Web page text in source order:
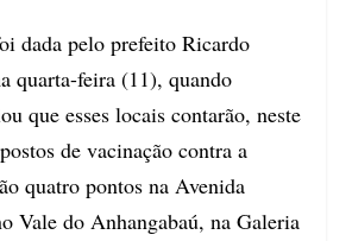
dada pelo prefeito Ricardo
quarta-feira (11), quando
que esses locais contarão, neste
de vacinação contra a
quatro pontos na Avenida
Vale do Anhangabaú, na Galeria